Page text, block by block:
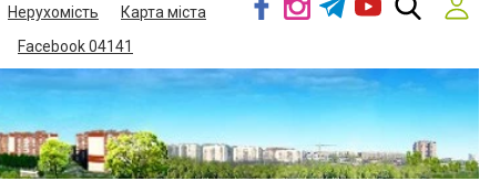
Нерухомість
Карта міста
Facebook 04141